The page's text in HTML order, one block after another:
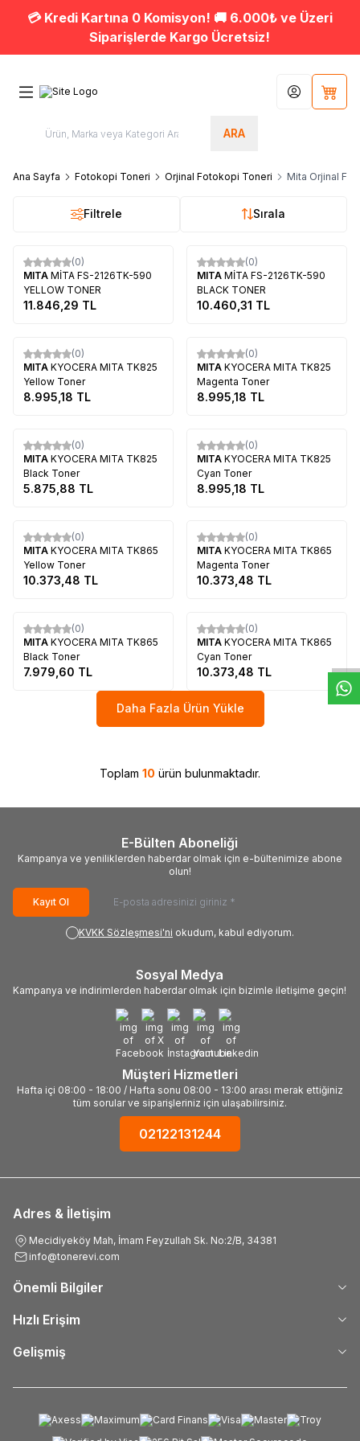
💳 Kredi Kartına 0 Komisyon! 🚚 6.000₺ ve Üzeri
Siparişlerde Kargo Ücretsiz!
ARA
Hesabım
Ana Sayfa Fotokopi Toneri Orjinal Fotokopi Toneri Mita Orjinal
Filtrele Sırala
(0)
MITA MİTA FS-2126TK-590
YELLOW TONER
11.846,29 TL
(0)
MITA MİTA FS-2126TK-590
BLACK TONER
10.460,31 TL
(0)
MITA KYOCERA MITA TK825
Yellow Toner
8.995,18 TL
(0)
MITA KYOCERA MITA TK825
Magenta Toner
8.995,18 TL
(0)
MITA KYOCERA MITA TK825
Black Toner
5.875,88 TL
(0)
MITA KYOCERA MITA TK825
Cyan Toner
8.995,18 TL
(0)
MITA KYOCERA MITA TK865
Yellow Toner
10.373,48 TL
(0)
MITA KYOCERA MITA TK865
Magenta Toner
10.373,48 TL
(0)
MITA KYOCERA MITA TK865
Black Toner
7.979,60 TL
(0)
MITA KYOCERA MITA TK865
Cyan Toner
10.373,48 TL
Daha Fazla Ürün Yükle
Toplam 10 ürün bulunmaktadır.
E-Bülten Aboneliği
Kampanya ve yeniliklerden haberdar olmak için e-bültenimize abone
olun!
Kayıt Ol
KVKK Sözleşmesi'ni okudum, kabul ediyorum.
Sosyal Medya
Kampanya ve indirimlerden haberdar olmak için bizimle iletişime geçin!
Müşteri Hizmetleri
Hafta içi 08:00 - 18:00 / Hafta sonu 08:00 - 13:00 arası merak ettiğiniz
tüm sorular ve siparişleriniz için ulaşabilirsiniz.
02122131244
Adres & İletişim
Mecidiyeköy Mah, İmam Feyzullah Sk. No:2/B, 34381
info@tonerevi.com
Önemli Bilgiler
Hızlı Erişim
Gelişmiş